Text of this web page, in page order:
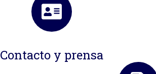
Contacto y prensa